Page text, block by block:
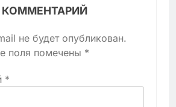
не будет опубликован.
поля помечены *
*